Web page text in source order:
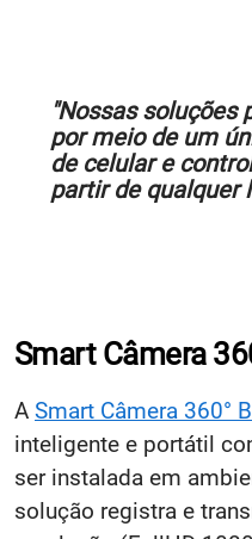
"Nossas soluções
por meio de um
de celular e
partir de qualquer
Smart Câmera
A Smart Câmera 360°
inteligente e portátil
ser instalada em
solução registra e